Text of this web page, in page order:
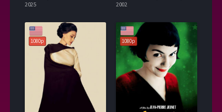
2025 2002
1080p 1080p